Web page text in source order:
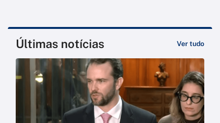
Últimas notícias Ver tudo